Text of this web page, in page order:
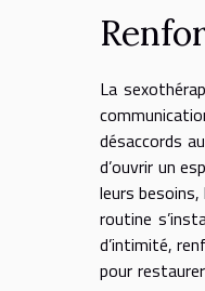
La
désaccords
d’ouvrir un
leurs
routine
d’intimité,
pour